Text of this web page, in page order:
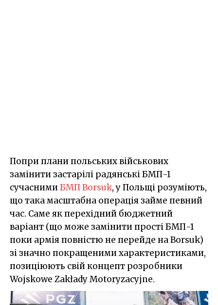
Попри плани польських військових
замінити застарілі радянські БМП-1
сучаснимиБМП Borsuk, у Польщі розуміють,
що така масштабна операція займе певний
час. Саме як перехідний бюджетний
варіант (що може замінити прості БМП-1
поки армія повністю не перейде на Borsuk)
зі значно покращеними характеристиками,
позиціюють свій концепт розробники
Wojskowe Zakłady Motoryzacyjne.